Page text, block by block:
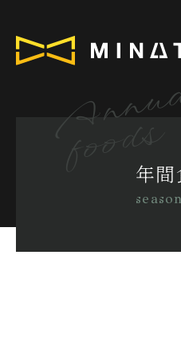
年間
season
foods